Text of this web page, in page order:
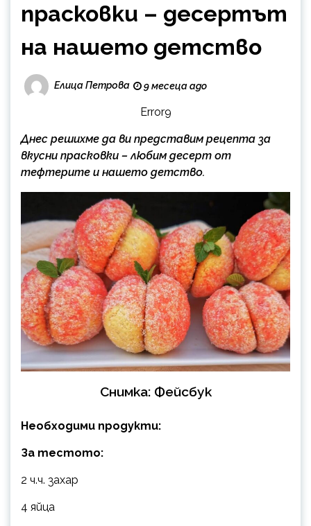
прасковки – десертът
на нашето детство
Елица Петрова 9 месеца ago
Error9
Днес решихме да ви представим рецепта за
вкусни прасковки – любим десерт от
тефтерите и нашето детство.
Снимка: Фейсбук
Необходими продукти:
За тестото:
2 ч.ч. захар
4 яйца